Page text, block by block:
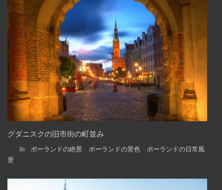
グダニスクの旧市街の町並み
ポーランドの絶景 ポーランドの景色 ポーランドの日常風
景